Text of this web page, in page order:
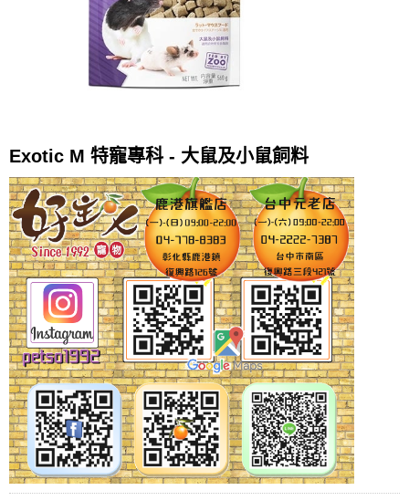
Exotic M 特寵專科 - 大鼠及小鼠飼料